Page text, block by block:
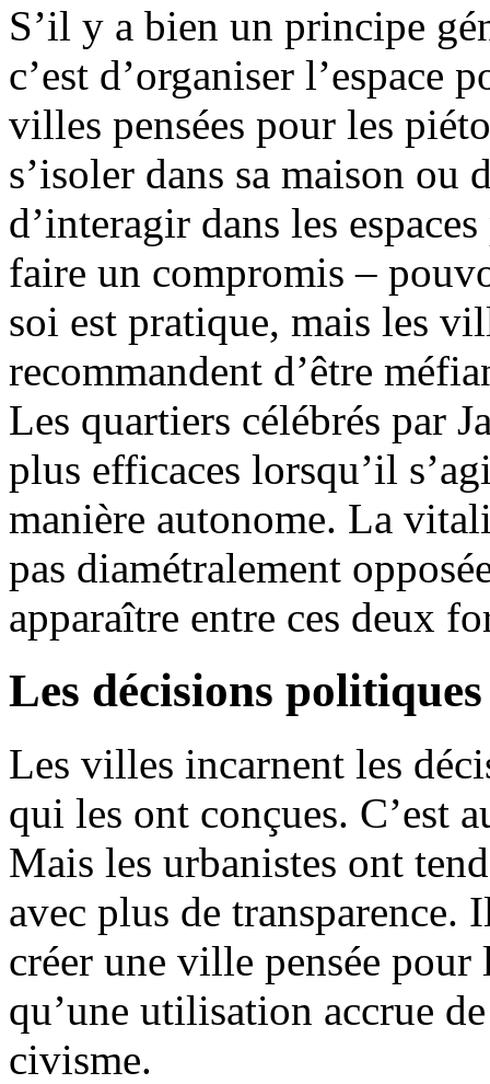
S’il y a bien un principe
c’est d’organiser
villes pensées pour les
s’isoler dans sa maison ou
d’interagir dans les
faire un compromis –
soi est pratique, mais les
recommandent d’être
Les quartiers célébrés par
plus efficaces lorsqu’il
manière autonome. La
pas diamétralement
apparaître entre ces deux
Les décisions
Les villes incarnent les
qui les ont conçues. C’est
Mais les urbanistes ont
avec plus de
créer une ville pensée pour
qu’une utilisation accrue
civisme.